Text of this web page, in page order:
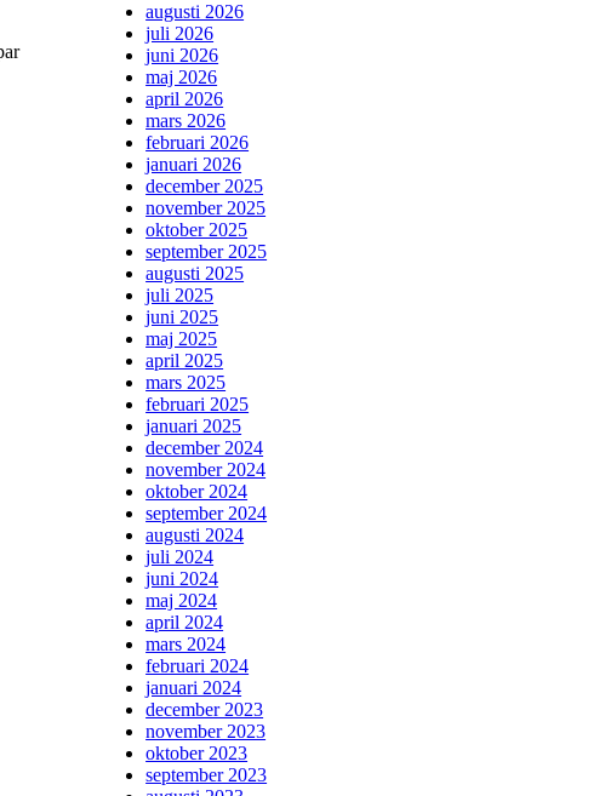
augusti 2026
juli 2026
juni 2026
maj 2026
april 2026
mars 2026
februari 2026
januari 2026
december 2025
november 2025
oktober 2025
september 2025
augusti 2025
juli 2025
juni 2025
maj 2025
april 2025
mars 2025
februari 2025
januari 2025
december 2024
november 2024
oktober 2024
september 2024
augusti 2024
juli 2024
juni 2024
maj 2024
april 2024
mars 2024
februari 2024
januari 2024
december 2023
november 2023
oktober 2023
september 2023